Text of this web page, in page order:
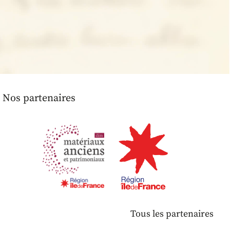
Nos partenaires
Tous les partenaires